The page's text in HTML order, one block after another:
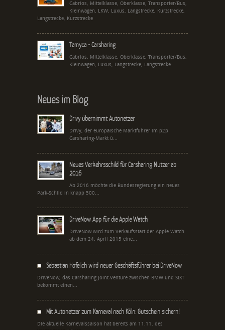
Cabrios, Mittelklasse, Oberklasse, Transporter/Bus,
Kleinwagen, LKW, Luxus, Langstrecke, Kurzstrecke,
Langstrecke, Kurzstrecke
Tamyca - Carsharing
Cabrios, Mittelklasse, Oberklasse, Transporter/Bus,
Kleinwagen, Luxus, Langstrecke, Langstrecke
Neues im Blog
Drivy übernimmt Autonetzer
Drivy, der europäische Marktführer im p2p
Carsharing-Markt ü...
Neues Verkehrsschild für Carsharing Nutzer ab
2016
Ab 2016 möchte die Bundesregierung ein neues
Park-Schild in knapp 500...
DriveNow App für die Apple Watch
DriveNow wird zum Verkaufsstart der Apple Watch
ab dem 24. April 2015 eine...
Sebastian Hofelich wird neuer Geschäftsführer bei DriveNow
DriveNow, das Carsharing Joint-Venture zwischen BMW und SIXT
bekommt einen...
Mit Autonetzer zum Karneval nach Köln: Gutschein sichern!
Die aktuelle Karnevalssaison hat bereits am 11.11. des